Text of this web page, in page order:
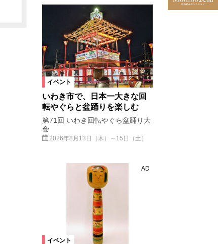
イベント
いわき市で、日本一大きな回
転やぐらと盆踊りを楽しむ
第71回 いわき回転やぐら盆踊り大
会
2026年8月13日（木）～15日（土）
イベント
AD